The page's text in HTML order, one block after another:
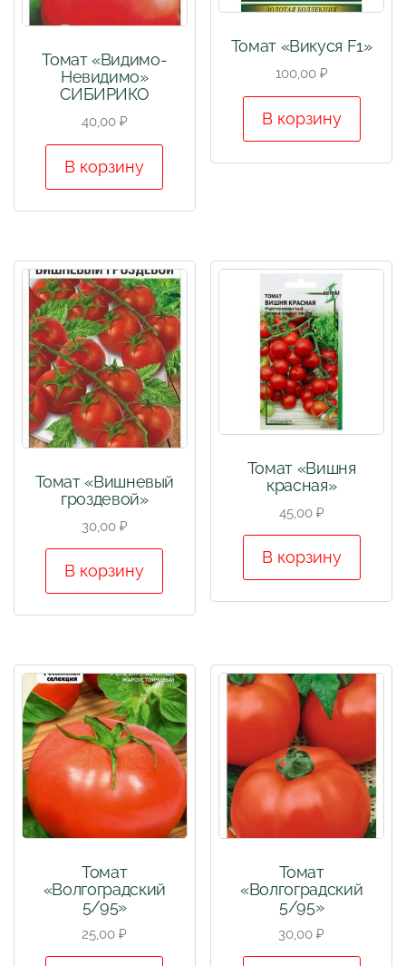
Томат «Видимо-
Невидимо»
СИБИРИКО
40,00 ₽
В корзину
Томат «Викуся F1»
100,00 ₽
В корзину
Томат «Вишневый
гроздевой»
30,00 ₽
В корзину
Томат «Вишня
красная»
45,00 ₽
В корзину
Томат
«Волгоградский
5/95»
25,00₽
Томат
«Волгоградский
5/95»
30,00₽